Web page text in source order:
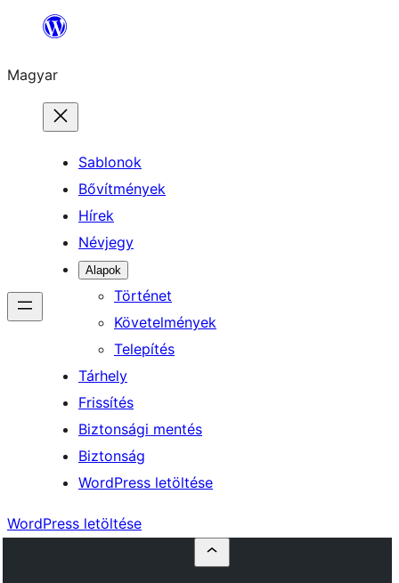
Ugrás
tartalomhoz
Magyar
Sablonok
Bővítmények
Hírek
Névjegy
Alapok
Történet
Követelmények
Telepítés
Tárhely
Frissítés
Biztonsági mentés
Biztonság
WordPress letöltése
WordPress letöltése